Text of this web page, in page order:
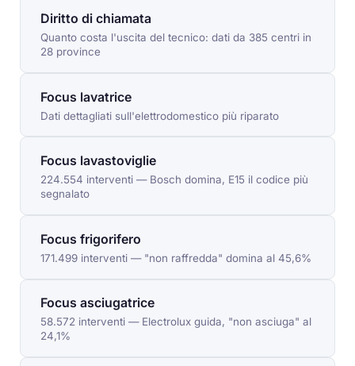
Diritto di chiamata
Quanto costa l'uscita del tecnico: dati da 385 centri in
28 province
Focus lavatrice
Dati dettagliati sull'elettrodomestico più riparato
Focus lavastoviglie
224.554 interventi — Bosch domina, E15 il codice più
segnalato
Focus frigorifero
171.499 interventi — "non raffredda" domina al 45,6%
Focus asciugatrice
58.572 interventi — Electrolux guida, "non asciuga" al
24,1%